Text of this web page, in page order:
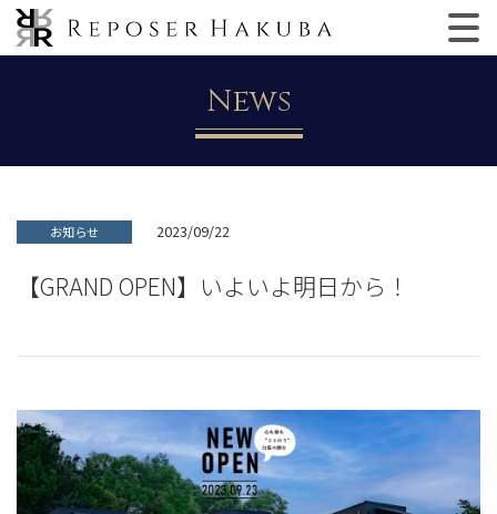
News
お知らせ 2023/09/22
【GRAND OPEN】いよいよ明日から！